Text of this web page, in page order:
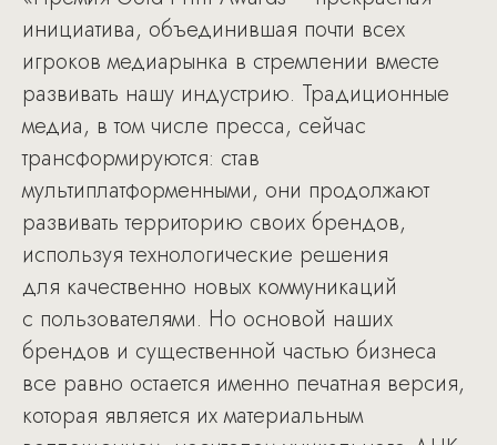
инициатива, объединившая почти всех
игроков медиарынка в стремлении вместе
развивать нашу индустрию. Традиционные
медиа, в том числе пресса, сейчас
трансформируются: став
мультиплатформенными, они продолжают
развивать территорию своих брендов,
используя технологические решения
для качественно новых коммуникаций
с пользователями. Но основой наших
брендов и существенной частью бизнеса
все равно остается именно печатная версия,
которая является их материальным